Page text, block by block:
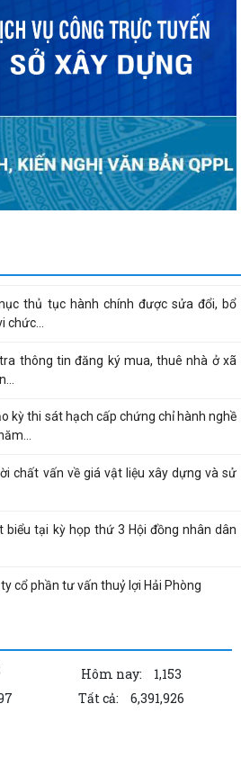
dân cư Hồng Phong đủ điều kiện đưa
Dự án Khu đô thị mới phường Thủy
doanh...
chính được sửa đổi, bổ sung, thay thế,
vụ bán trong nước hoặc xuất khẩu của
Văn bản...
chứng chỉ hành nghề hoạt động xây
thủ tục hành chính được sửa đổi, bổ
chức...
thông tin đăng ký mua, thuê nhà ở xã
kỳ thi sát hạch cấp chứng chỉ hành nghề
chất vấn về giá vật liệu xây dựng và sử
biểu tại kỳ họp thứ 3 Hội đồng nhân dân
cổ phần tư vấn thuỷ lợi Hải Phòng
chính nội bộ được sửa đổi, bổ sung
lý...
chung cư thuộc dự án Hoàng Huy Sở Dầu
bản...
Hôm nay:
1,153
Tất cả: 6,391,926